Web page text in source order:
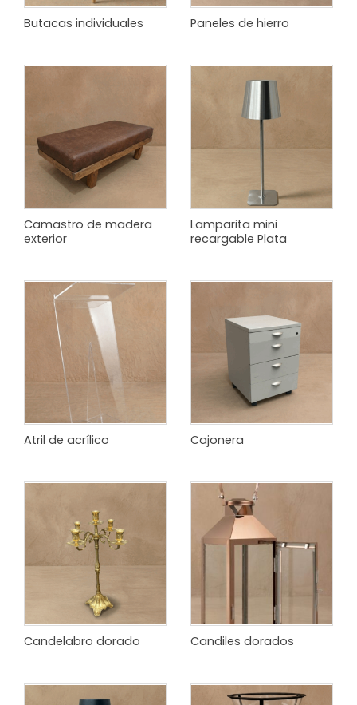
Butacas individuales Paneles de hierro
Camastro de madera
exterior
Lamparita mini
recargable Plata
Atril de acrílico Cajonera
Candelabro dorado Candiles dorados